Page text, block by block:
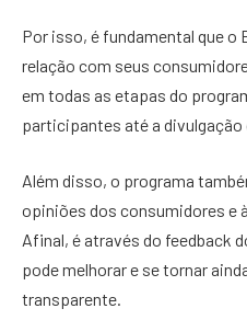
Por isso, é fundamental que o
relação com seus
em todas as etapas do
participantes até a
Além disso, o programa
opiniões dos consumidores e
Afinal, é através do feedback
pode melhorar e se tornar
transparente.